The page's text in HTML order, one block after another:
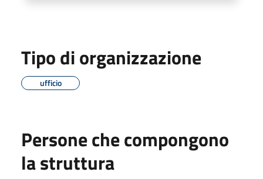
Tipo di organizzazione
ufficio
Persone che compongono
la struttura